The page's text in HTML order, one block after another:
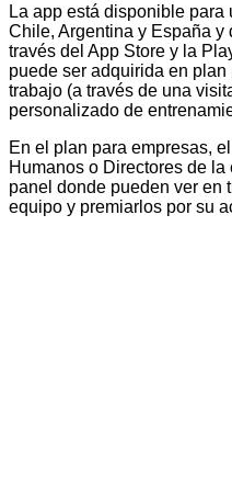
La app está disponible
Chile, Argentina y España
través del App Store y la
puede ser adquirida en
trabajo (a través de una
personalizado de
En el plan para empresas,
Humanos o Directores de
panel donde pueden ver en
equipo y premiarlos por su